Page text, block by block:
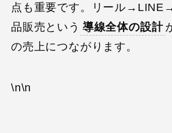
点も重要です。リール
品販売という 導線全体の設計
の売上につながります。
\n\n